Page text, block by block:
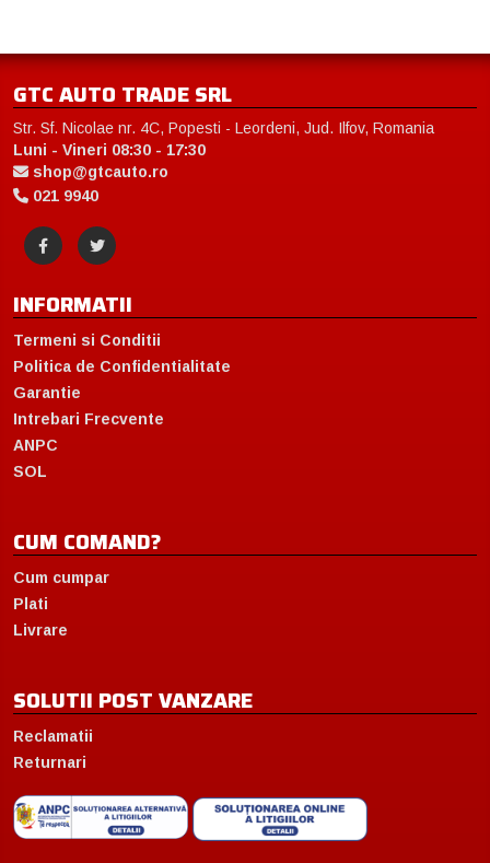
GTC AUTO TRADE SRL
Str. Sf. Nicolae nr. 4C, Popesti - Leordeni, Jud. Ilfov, Romania
Luni - Vineri 08:30 - 17:30
shop@gtcauto.ro
021 9940
INFORMATII
Termeni si Conditii
Politica de Confidentialitate
Garantie
Intrebari Frecvente
ANPC
SOL
CUM COMAND?
Cum cumpar
Plati
Livrare
SOLUTII POST VANZARE
Reclamatii
Returnari